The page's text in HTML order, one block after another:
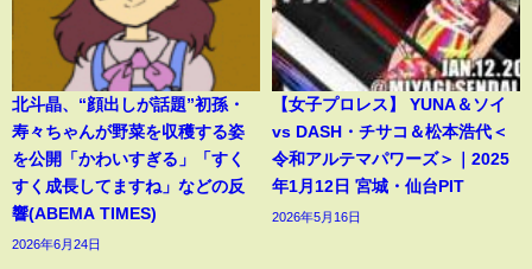
北斗晶、“顔出しが話題”初孫・
寿々ちゃんが野菜を収穫する姿
を公開「かわいすぎる」「すく
すく成長してますね」などの反
響(ABEMA TIMES)
2026年6月24日
【女子プロレス】 YUNA＆ソイ
vs DASH・チサコ＆松本浩代＜
令和アルテマパワーズ＞｜2025
年1月12日 宮城・仙台PIT
2026年5月16日